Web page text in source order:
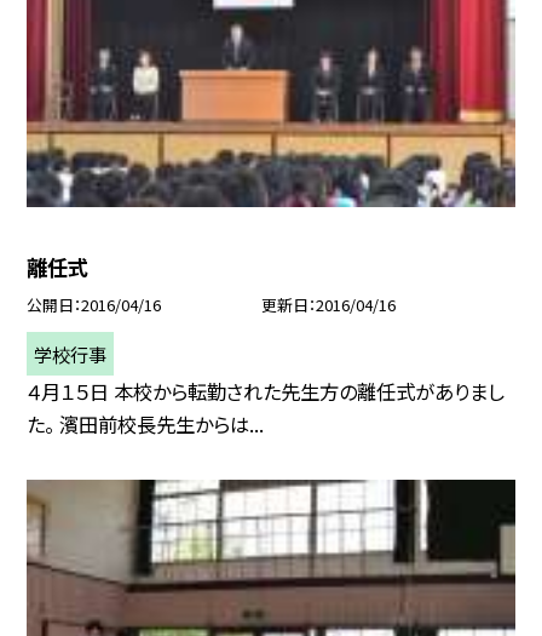
離任式
公開日 2016/04/16 更新日 2016/04/16
学校行事
４月１５日 本校から転勤された先生方の離任式がありまし
た。 濱田前校長先生からは...